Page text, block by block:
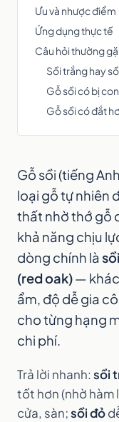
Ưu và nhược điểm
Ứng dụng thực tế
Câu hỏi thường
Sồi trắng hay
Gỗ sồi có bị
Gỗ sồi có đắt
Gỗ sồi (tiếng
loại gỗ tự nhiên
thất nhờ thớ gỗ
khả năng chịu
dòng chính là
(red oak)—
ẩm, độ dễ gia
cho từng hạng
chi phí.
Trả lời nhanh: sồi
tốt hơn (nhờ hàm
cửa, sàn;sồi đỏ